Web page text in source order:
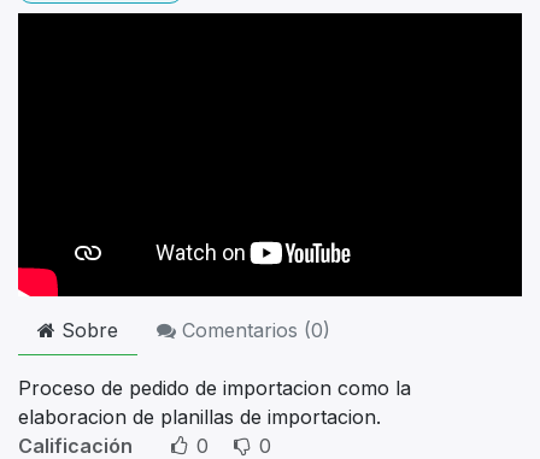
Sobre Comentarios (0)
Proceso de pedido de importacion como la
elaboracion de planillas de importacion.
Calificación
0 0